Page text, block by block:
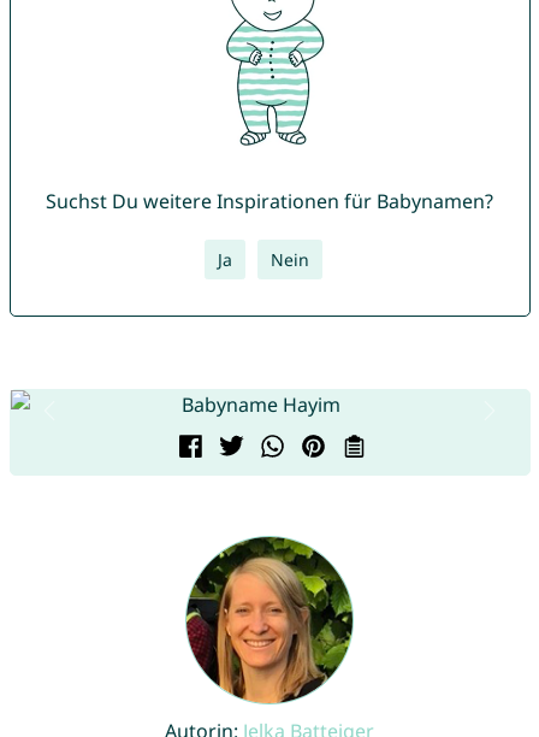
Suchst Du weitere Inspirationen für Babynamen?
Ja Nein
Autorin: Jelka Batteiger